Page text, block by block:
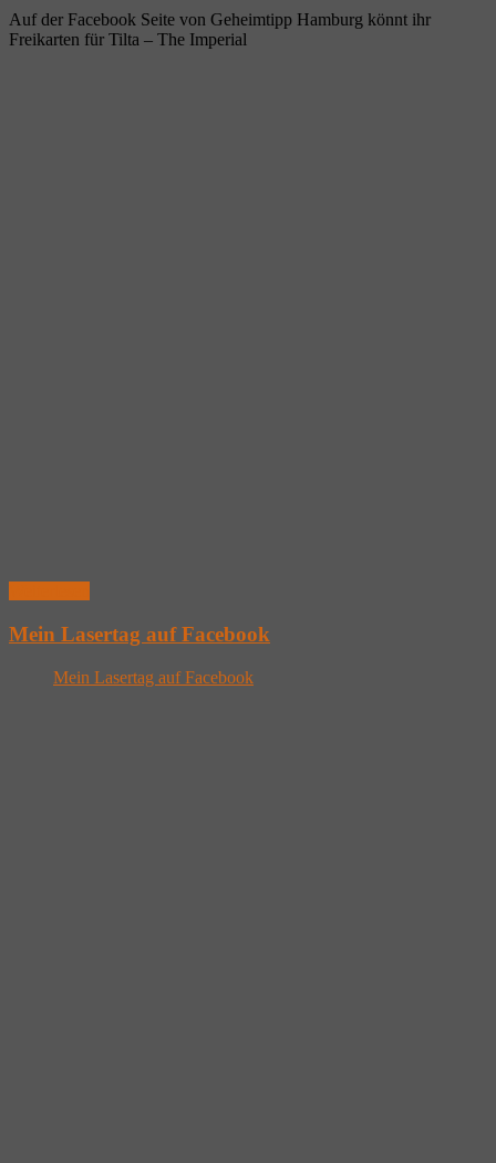
Auf der Facebook Seite von Geheimtipp Hamburg könnt ihr
Freikarten für Tilta – The Imperial
Mein Lasertag auf Facebook
Mein Lasertag auf Facebook